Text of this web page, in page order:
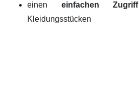
einen einfachen Zugriff
Kleidungsstücken